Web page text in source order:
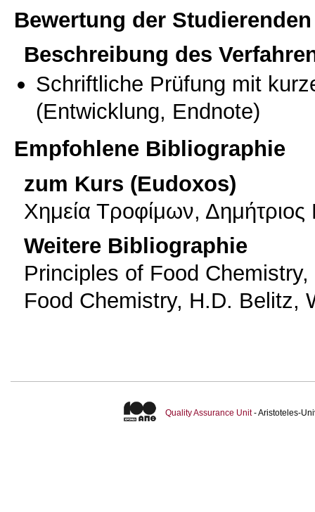
Bewertung der Studierenden
Beschreibung des
Schriftliche Prüfung mit
(Entwicklung, Endnote)
Empfohlene Bibliographie
zum Kurs (Eudoxos)
Χημεία Τροφίμων,
Weitere Bibliographie
Principles of Food
Food Chemistry, H.D. Belitz,
Quality Assurance Unit- Aristoteles-